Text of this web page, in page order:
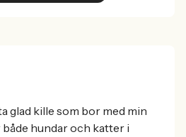
glad kille som bor med min
både hundar och katter i